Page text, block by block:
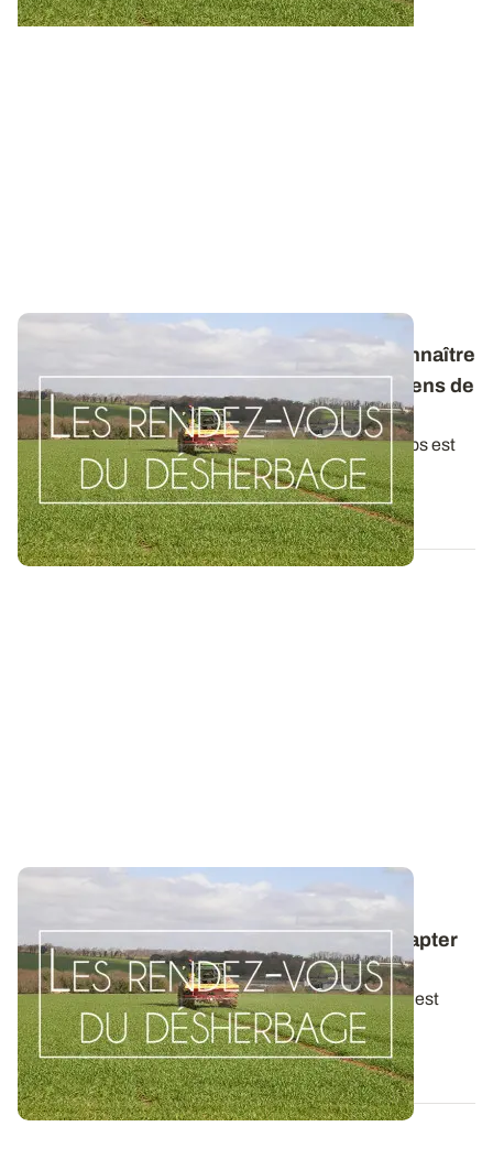
Les rendez-vous du désherbage : bien connaître
la biologie du vulpin pour adapter les moyens de
lutte
La connaissance de la biologie du vulpin des champs est
essentielle dans la mise en place...
22 SEPT. 2015
Les Rendez-vous du désherbage : bien
connaître la biologie du ray-grass pour adapter
les moyens de lutte
La connaissance de la biologie du ray-grass d’Italie est
essentielle dans la mise en place...
03 OCT. 2019